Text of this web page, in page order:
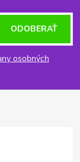
osobných
ODOBERAŤ